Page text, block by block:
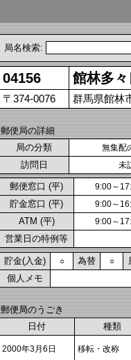
局名検索:
04156 館林多
〒374-0076 群馬県館林
郵便局の詳細
局の分類
無集配
訪問日 未
郵便窓口 (平) 9:00～
貯金窓口 (平) 9:00～
ATM (平) 9:00～
営業日の特例等
貯金(入金) ○ 為替 ○
個人メモ
郵便局のうごき
日付
種類
2000年3月6日 移転・改称